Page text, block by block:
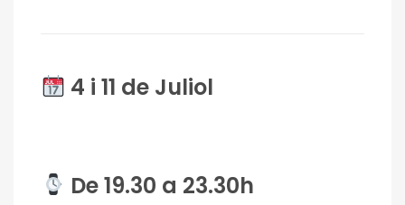
4 i 11 de Juliol
De 19.30 a 23.30h